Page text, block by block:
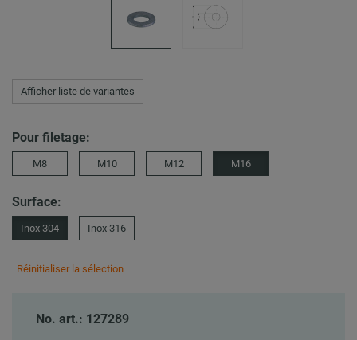
Afficher liste de variantes
Pour filetage:
M8 M10 M12 M16
Surface:
Inox 304 Inox 316
Réinitialiser la sélection
No. art.: 127289